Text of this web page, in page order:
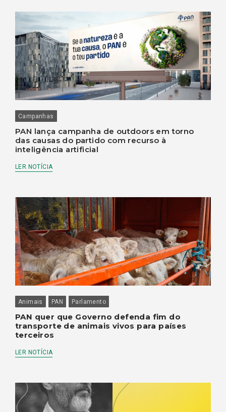
Campanhas
PAN lança campanha de outdoors em torno
das causas do partido com recurso à
inteligência artificial
LER NOTÍCIA
Animais PAN Parlamento
PAN quer que Governo defenda fim do
transporte de animais vivos para países
terceiros
LER NOTÍCIA